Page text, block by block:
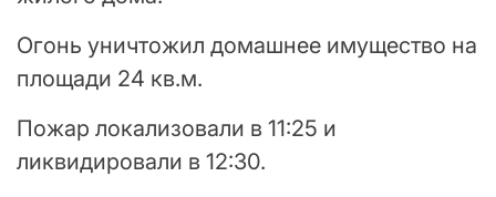
Огонь уничтожил домашнее имущество на
площади 24 кв.м.
Пожар локализовали в 11:25 и
ликвидировали в 12:30.